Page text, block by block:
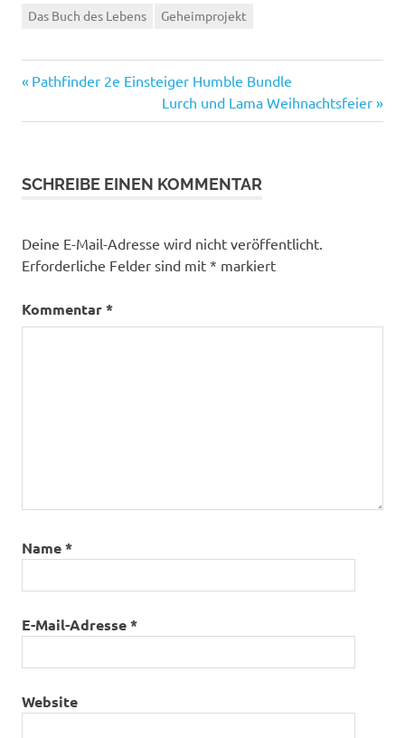
Das Buch des Lebens Geheimprojekt
Beitragsnavigation
Vorheriger
Pathfinder 2e Einsteiger Humble Bundle
Nächster
Beitrag:
Lurch und Lama Weihnachtsfeier
SCHREIBE EINEN KOMMENTAR
Deine E-Mail-Adresse wird nicht veröffentlicht.
Erforderliche Felder sind mit * markiert
Kommentar*
Name*
E-Mail-Adresse*
Website